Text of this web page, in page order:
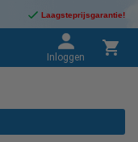
Laagsteprijsgarantie!
Inloggen